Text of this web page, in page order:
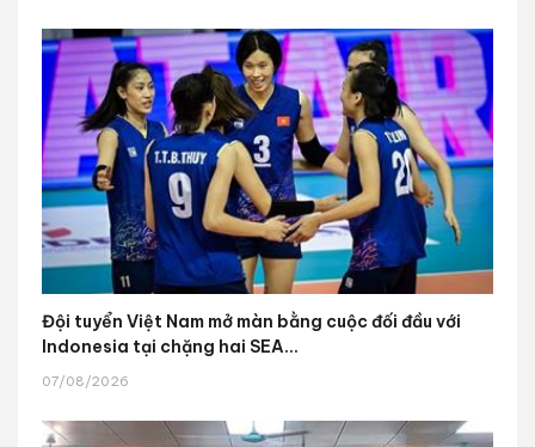
Đội tuyển Việt Nam mở màn bằng cuộc đối đầu với
Indonesia tại chặng hai SEA...
07/08/2026